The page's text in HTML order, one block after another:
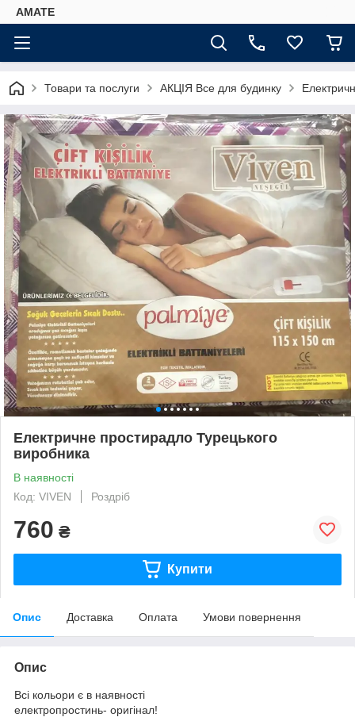
AMATE
Товари та послуги АКЦІЯ Все для будинку
Електричне простирадло Турецького
виробника
В наявності
Код: VIVEN
Роздріб
760 ₴
Купити
Опис Доставка Оплата Умови повернення
Опис
Всі кольори є в наявності
електропростинь- оригінал!